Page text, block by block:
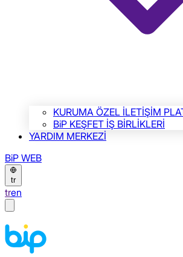
KURUMA ÖZEL İLETİŞİM
BiP KEŞFET İŞ BİRLİKLERİ
YARDIM MERKEZİ
BiP WEB
tr
tren